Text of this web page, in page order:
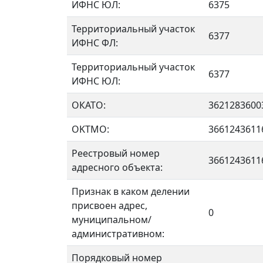
ИФНС ЮЛ:
6375
Территориальный участок
ИФНС ФЛ:
6377
Территориальный участок
ИФНС ЮЛ:
6377
ОКАТО:
OKTMO:
Реестровый номер
адресного объекта:
Признак в каком делении
присвоен адрес,
муниципальном/
административном:
0
Порядковый номер